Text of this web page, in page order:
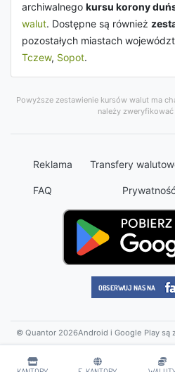
archiwalnego kursu korony
walut. Dostępne są również
pozostałych miastach
Tczew, Sopot.
Powyższe zestawienie kursów walut ma
należy
Reklama Transfery
FAQ Prywatność
© Quantor 2026Android i Google Play są